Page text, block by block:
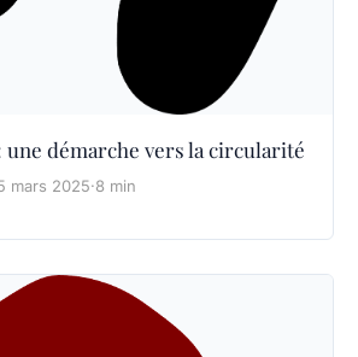
une démarche vers la circularité
mars 2025·8 min